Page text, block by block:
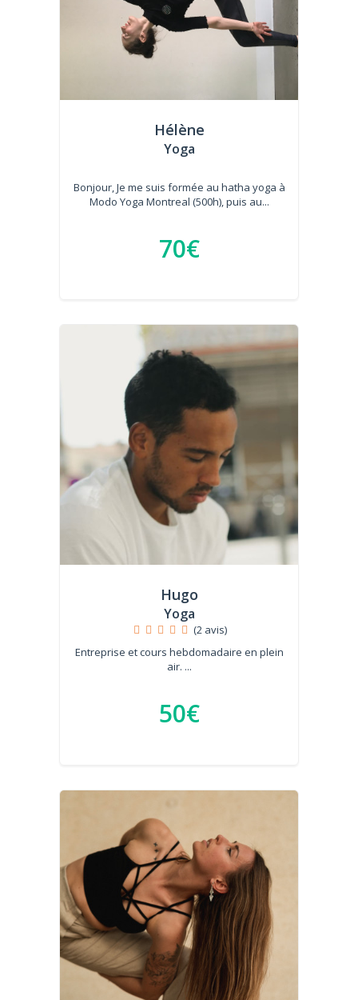
Hélène
Yoga
Bonjour, Je me suis formée au hatha yoga à
Modo Yoga Montreal (500h), puis au...
70€
Hugo
Yoga
(2 avis)
Entreprise et cours hebdomadaire en plein
air. ...
50€